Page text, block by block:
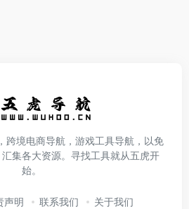
跨境电商导航，游戏工具导航，以免
集各大资源。寻找工具就从五虎开
始。
声明 联系我们 关于我们